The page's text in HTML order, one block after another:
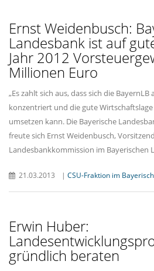
Ernst Weidenbusch:
Landesbank ist auf
Jahr 2012
Millionen Euro
Es zahlt sich aus, dass sich die BayernLB
konzentriert und die gute
umsetzen kann. Die Bayerische
freute sich Ernst Weidenbusch,
Landesbankkommission im Bayerischen
21.03.2013 | CSU-Fraktion im
Erwin Huber:
gründlich beraten